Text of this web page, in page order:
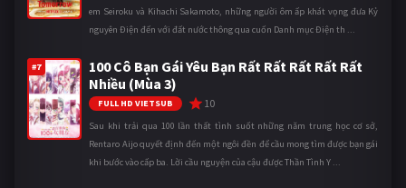
em Seiroku và Kihachi Sakamoto, những người ôm ấp khát vọng đưa Kỷ
nguyên Điện đến với đất nước thông qua cuốn Danh mục Điện th ...
#7
100 Cô Bạn Gái Yêu Bạn Rất Rất Rất Rất Rất
Nhiều (Mùa 3)
FULL HD VIETSUB 10
Sau khi trải qua 100 lần thất tình suốt những năm trung học cơ sở,
Rentaro Aijo quyết định đến một ngôi đền để cầu mong tìm được bạn gái
khi bước vào cấp ba. Lời cầu nguyện của cậu được Thần Tình Y ...